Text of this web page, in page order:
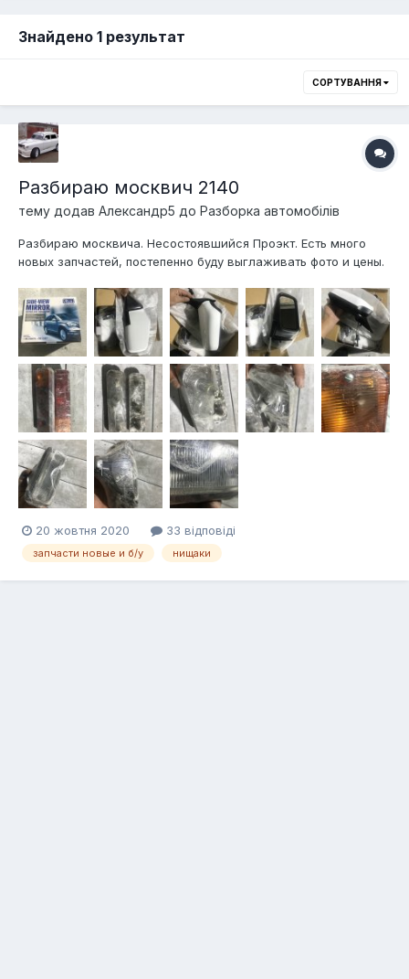
Знайдено 1 результат
СОРТУВАННЯ
Разбираю москвич 2140
тему додав Александр5 до Разборка автомобілів
Разбираю москвича. Несостоявшийся Проэкт. Есть много
новых запчастей, постепенно буду выглаживать фото и цены.
400грнфонарь заднего хода за 100 грн
20 жовтня 2020 33 відповіді
запчасти новые и б/у нищаки